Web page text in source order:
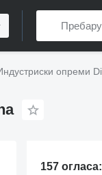
опреми
157 огласа: